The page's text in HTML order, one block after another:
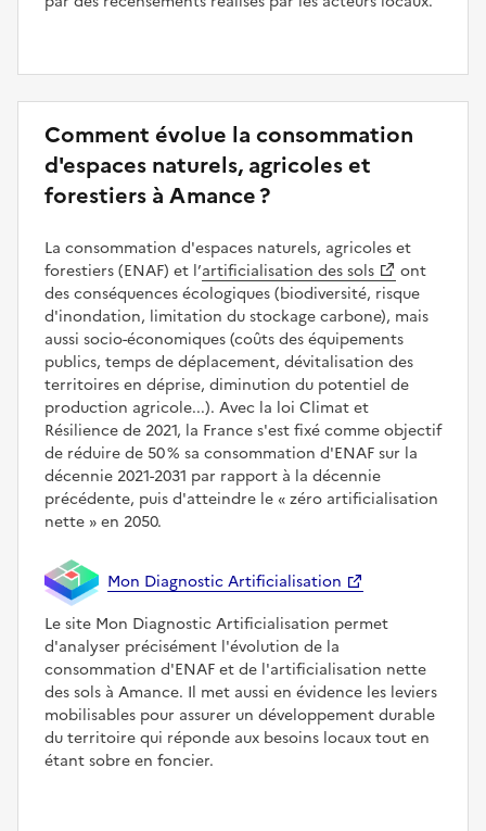
Comment évolue la consommation
d'espaces naturels, agricoles et
forestiers à Amance ?
La consommation d'espaces naturels, agricoles et
forestiers (ENAF) et l’artificialisation des sols
ont
des conséquences écologiques (biodiversité, risque
d'inondation, limitation du stockage carbone), mais
aussi socio-économiques (coûts des équipements
publics, temps de déplacement, dévitalisation des
territoires en déprise, diminution du potentiel de
production agricole...). Avec la loi Climat et
Résilience de 2021, la France s'est fixé comme objectif
de réduire de 50 % sa consommation d'ENAF sur la
décennie 2021-2031 par rapport à la décennie
précédente, puis d'atteindre le
zéro artificialisation
nette
en 2050.
Mon Diagnostic Artificialisation
Le site Mon Diagnostic Artificialisation permet
d'analyser précisément l'évolution de la
consommation d'ENAF et de l'artificialisation nette
des sols à Amance. Il met aussi en évidence les leviers
mobilisables pour assurer un développement durable
du territoire qui réponde aux besoins locaux tout en
étant sobre en foncier.